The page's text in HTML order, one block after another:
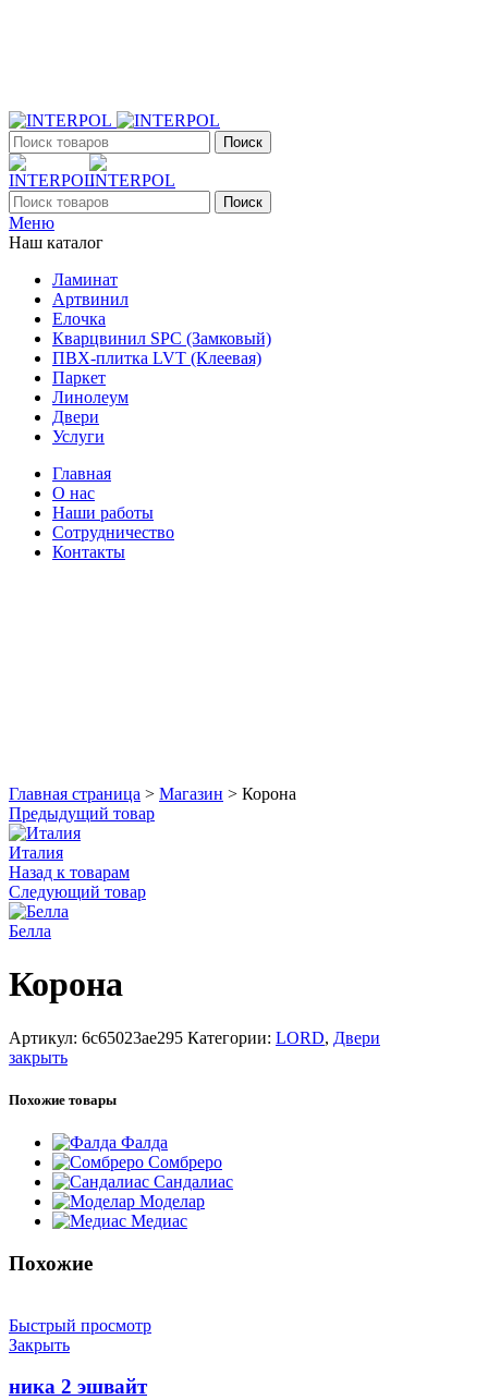
Поиск
Поиск
Меню
Наш каталог
Ламинат
Артвинил
Елочка
Кварцвинил SPC (Замковый)
ПВХ-плитка LVT (Клеевая)
Паркет
Линолеум
Двери
Услуги
Главная
О нас
Наши работы
Сотрудничество
Контакты
Главная страница > Магазин > Корона
Предыдущий товар
Италия
Назад к товарам
Следующий товар
Белла
Корона
Артикул: 6c65023ae295 Категории: LORD, Двери
закрыть
Похожие товары
Фалда
Сомбреро
Сандалиас
Моделар
Медиас
Похожие
Быстрый просмотр
Закрыть
ника 2 эшвайт